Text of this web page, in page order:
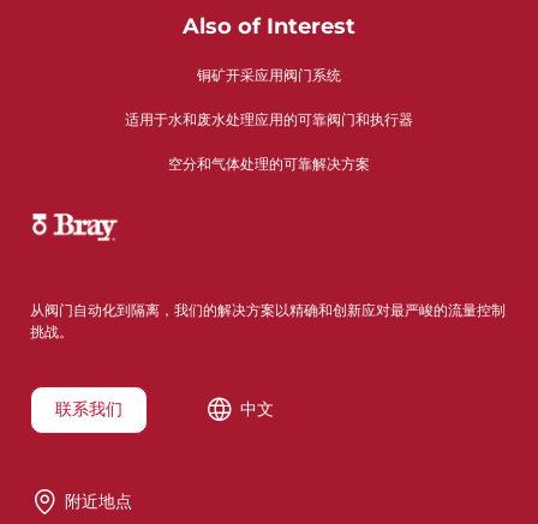
Also of Interest
铜矿开采应用阀门系统
适用于水和废水处理应用的可靠阀门和执行器
空分和气体处理的可靠解决方案
从阀门自动化到隔离，我们的解决方案以精确和创新应对最严峻的流量控制
挑战。
联系我们 中文
附近地点